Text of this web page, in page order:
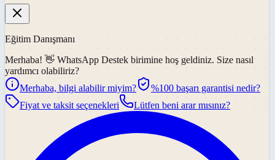
Eğitim Danışmanı
Merhaba! 👋 WhatsApp Destek birimine hoş geldiniz. Size nasıl
yardımcı olabiliriz?
Merhaba, bilgi alabilir miyim?
%100 başarı garantisi nedir?
Fiyat ve taksit seçenekleri
Lütfen beni arar mısınız?